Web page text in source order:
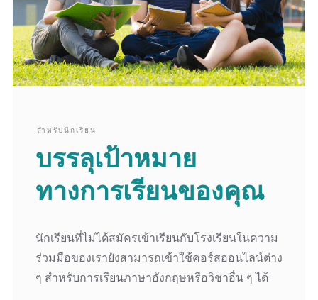
สำหรับนักเรียน
บรรลุเป้าหมาย
ทางการเรียนของคุณ
นักเรียนที่ไม่ได้สมัครเข้าเรียนกับโรงเรียนในความ
ร่วมมือของเรายังสามารถเข้าใช้คอร์สออนไลน์ต่าง
ๆ สำหรับการเรียนภาษาอังกฤษหรือวิชาอื่น ๆ ได้